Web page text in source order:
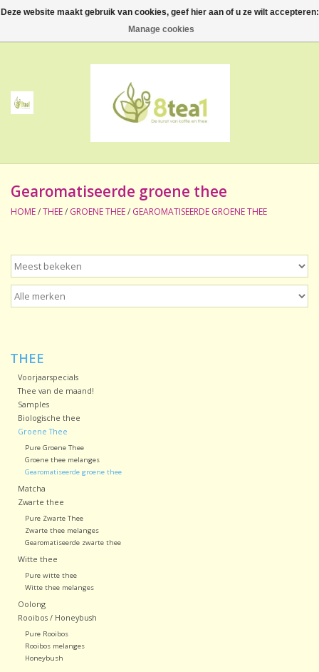
0 Artikelen - €--,--
Thee
Accessoires
BeppeDeli en 8tea1
Contact
Laatste kans!
Gearomatiseerde groene thee
HOME/THEE/ GROENE THEE/ GEAROMATISEERDE GROENE THEE
THEE
Voorjaarspecials
Thee van de maand!
Samples
Biologische thee
Groene Thee
Pure Groene Thee
Groene thee melanges
Gearomatiseerde groene thee
Matcha
Zwarte thee
Pure Zwarte Thee
Zwarte thee melanges
Gearomatiseerde zwarte thee
Witte thee
Pure witte thee
Witte thee melanges
Oolong
Rooibos / Honeybush
Pure Rooibos
Rooibos melanges
Honeybush
Deze website maakt gebruik van cookies, geef hier aan of u ze wilt accepteren:
Manage cookies